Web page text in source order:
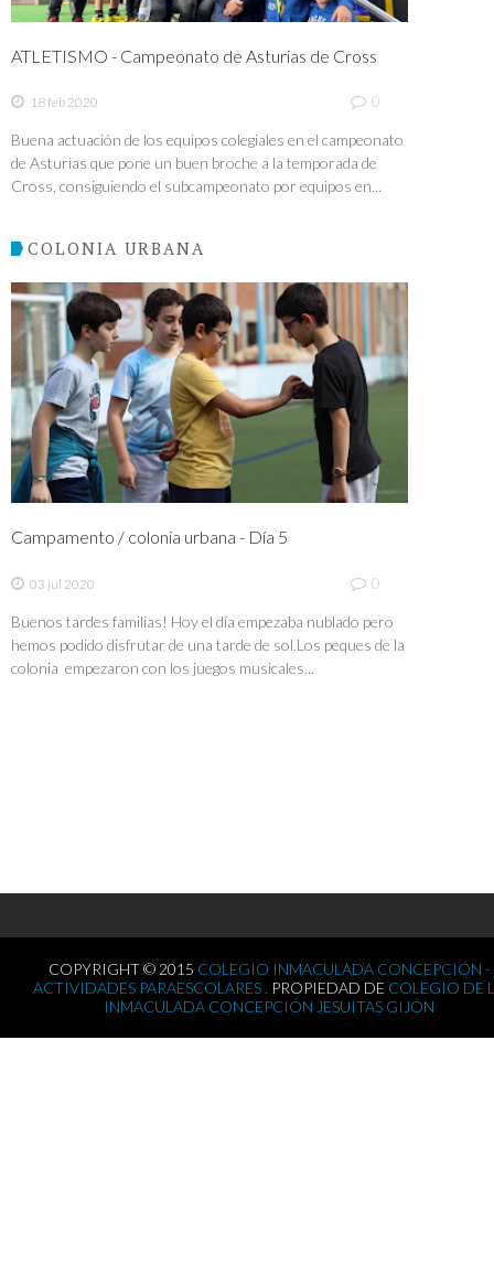
ATLETISMO - Campeonato de Asturias de Cross
18 feb 2020 0
Buena actuación de los equipos colegiales en el campeonato
de Asturias que pone un buen broche a la temporada de
Cross, consiguiendo el subcampeonato por equipos en...
COLONIA URBANA
Campamento / colonia urbana - Día 5
03 jul 2020 0
Buenos tardes familias! Hoy el día empezaba nublado pero
hemos podido disfrutar de una tarde de sol.Los peques de la
colonia empezaron con los juegos musicales...
COPYRIGHT © 2015 COLEGIO INMACULADA CONCEPCIÓN -
ACTIVIDADES PARAESCOLARES . PROPIEDAD DE COLEGIO DE
INMACULADA CONCEPCIÓN JESUITAS GIJÓN